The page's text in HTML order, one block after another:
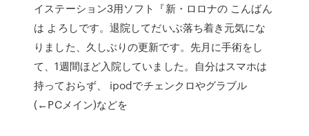
イステーション3用ソフト『新・ロロナの こんばん
は よろしです。退院してだいぶ落ち着き元気にな
りました、久しぶりの更新です。先月に手術をし
て、1週間ほど入院していました。自分はスマホは
持っておらず、 ipodでチェンクロやグラブル
(←PCメイン)などを